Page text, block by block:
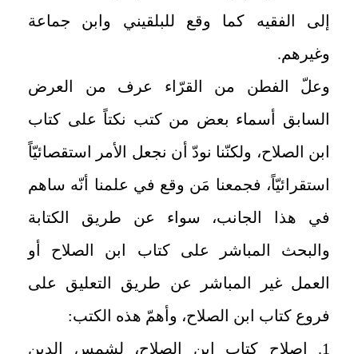
إلى الفقيه كما وقع للبلقيني وابن جماعة
وغيرهم.
وعلّ الفطن من القرّاء عرف من العرض
السابق أسماء بعض من كتب نكتاً على كتاب
ابن الصلاح، ولكنّنا نودّ أن نجعل الأمر استقصائيّاً
استقرائيّاً، فجمعنا مَن وقع في علمنا أنّه ساهم
في هذا الجانب، سواء عن طريق الكتابة
والبحث المباشر على كتاب ابن الصلاح أو
العمل غير المباشر عن طريق التعليق على
فروع كتاب ابن الصلاح، وأهمّ هذه الكتب:
1. إصلاح كتاب ابن الصلاح، لشمس الدين